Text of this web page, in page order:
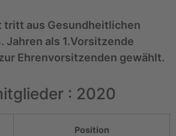
tritt aus Gesundheitlichen
Jahren als 1.Vorsitzende
Ehrenvorsitzenden gewählt.
: 2020
Position